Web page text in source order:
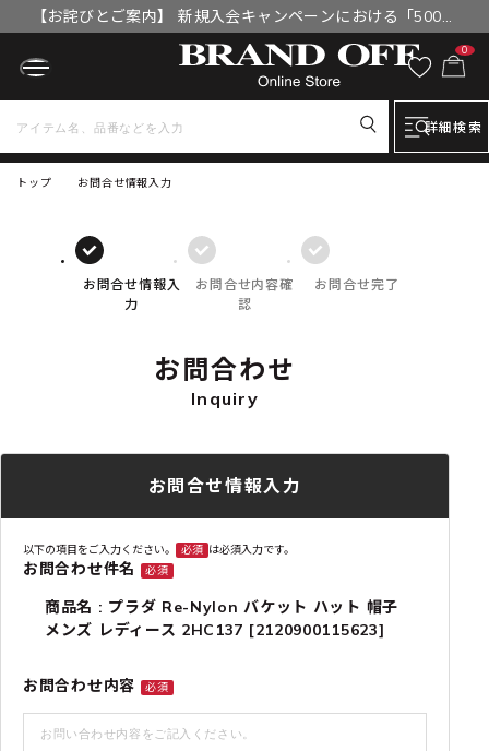
【お詫びとご案内】 新規入会キャンペーンにおける「500円
OFFクーポン」付与漏れと補填について
0
詳細検索
トップ お問合せ情報入力
お問合せ情報入
力
お問合せ内容確
認
お問合せ完了
お問合わせ
Inquiry
お問合せ情報入力
以下の項目をご入力ください。 必須 は必須入力です。
お問合わせ件名 必須
商品名 : プラダ Re-Nylon バケット ハット 帽子
メンズ レディース 2HC137 [2120900115623]
お問合わせ内容 必須